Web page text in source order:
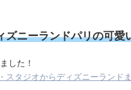
ズニーランドパリの可愛
した！
タジオからディズニーランド